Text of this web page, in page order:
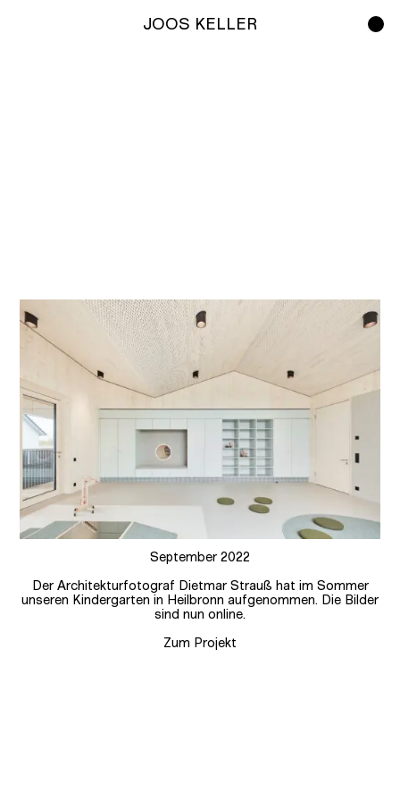
Studio
JOOS KELLER
September 2022
Der Architekturfotograf Dietmar Strauß hat im Sommer
unseren Kindergarten in Heilbronn aufgenommen. Die Bilder
sind nun online.
Zum Projekt